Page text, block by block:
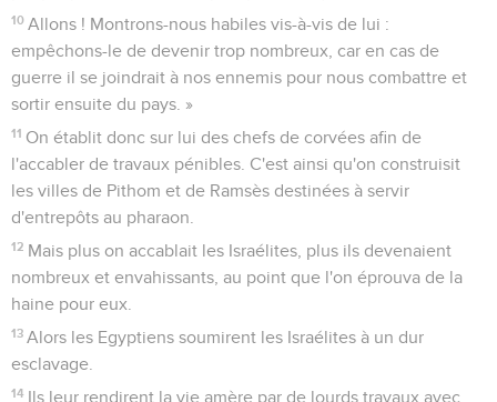
10 Allons ! Montrons-nous habiles vis-à-vis de lui :
empêchons-le de devenir trop nombreux, car en cas de
guerre il se joindrait à nos ennemis pour nous combattre et
sortir ensuite du pays. »
11 On établit donc sur lui des chefs de corvées afin de
l'accabler de travaux pénibles. C'est ainsi qu'on construisit
les villes de Pithom et de Ramsès destinées à servir
d'entrepôts au pharaon.
12 Mais plus on accablait les Israélites, plus ils devenaient
nombreux et envahissants, au point que l'on éprouva de la
haine pour eux.
13 Alors les Egyptiens soumirent les Israélites à un dur
esclavage.
14
Ils leur rendirent la vie amère par de lourds travaux avec